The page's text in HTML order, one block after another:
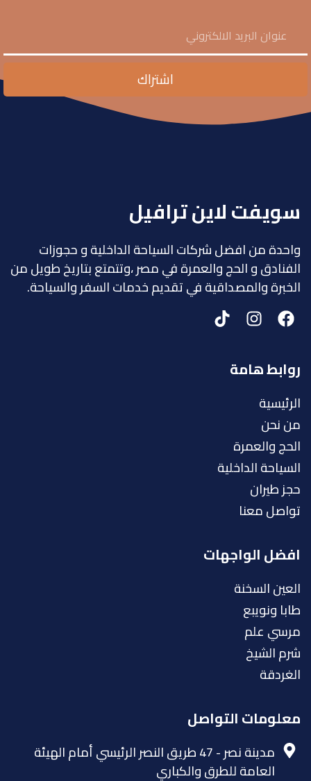
اشتراك
سويفت لاين ترافيل
واحدة من افضل شركات السياحة الداخلية و حجوزات
الفنادق و الحج والعمرة في مصر ،وتتمتع بتاريخ طويل من
الخبرة والمصداقية في تقديم خدمات السفر والسياحة.
روابط هامة
الرئيسية
من نحن
الحج والعمرة
السياحة الداخلية
حجز طيران
تواصل معنا
افضل الواجهات
العين السخنة
طابا ونويبع
مرسي علم
شرم الشيخ
الغردقة
معلومات التواصل
مدينة نصر - 47 طريق النصر الرئيسي أمام الهيئة
العامة للطرق والكباري